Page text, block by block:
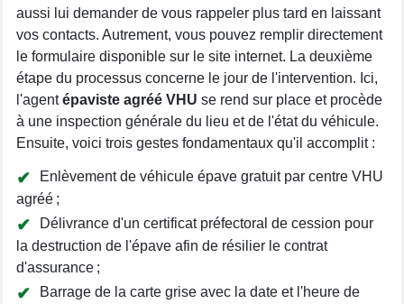
aussi lui demander de vous rappeler plus tard en laissant
vos contacts. Autrement, vous pouvez remplir directement
le formulaire disponible sur le site internet. La deuxième
étape du processus concerne le jour de l'intervention. Ici,
l'agentépaviste agréé VHU se rend sur place et procède
à une inspection générale du lieu et de l'état du véhicule.
Ensuite, voici trois gestes fondamentaux qu'il accomplit :
Enlèvement de véhicule épave gratuit par centre VHU
agréé ;
Délivrance d'un certificat préfectoral de cession pour
la destruction de l'épave afin de résilier le contrat
d'assurance ;
Barrage de la carte grise avec la date et l'heure de